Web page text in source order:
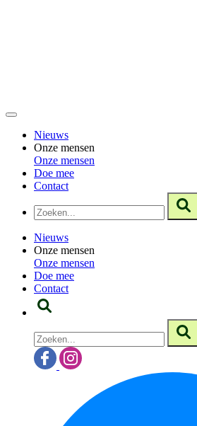
Nieuws
Onze mensen
Onze mensen
Doe mee
Contact
Nieuws
Onze mensen
Onze mensen
Doe mee
Contact